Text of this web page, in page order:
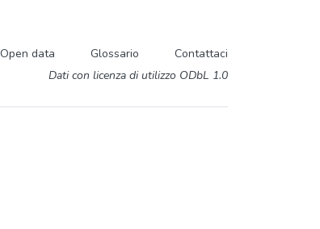
Open data Glossario
Contattaci
Dati con licenza di utilizzo ODbL 1.0